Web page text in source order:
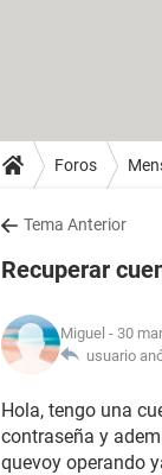
Foros
Tema Anterior
Recuperar
Miguel - 30
usuario
Hola, tengo una
contraseña y
quevoy operando